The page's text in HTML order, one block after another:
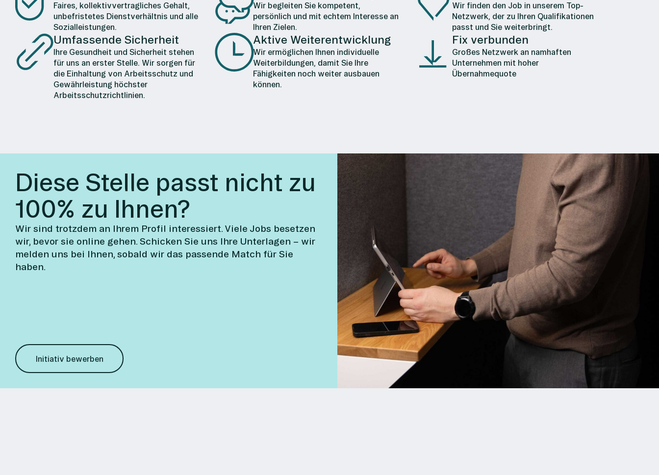
Faires, kollektivvertragliches Gehalt,
unbefristetes Dienstverhältnis und alle
Sozialleistungen.
Wir begleiten Sie kompetent,
persönlich und mit echtem Interesse an
Ihren Zielen.
Wir finden den Job in unserem Top-
Netzwerk, der zu Ihren Qualifikationen
passt und Sie weiterbringt.
Umfassende Sicherheit
Ihre Gesundheit und Sicherheit stehen
für uns an erster Stelle. Wir sorgen für
die Einhaltung von Arbeitsschutz und
Gewährleistung höchster
Arbeitsschutzrichtlinien.
Aktive Weiterentwicklung
Wir ermöglichen Ihnen individuelle
Weiterbildungen, damit Sie Ihre
Fähigkeiten noch weiter ausbauen
können.
Fix verbunden
Großes Netzwerk an namhaften
Unternehmen mit hoher
Übernahmequote
Diese Stelle passt nicht zu
100% zu Ihnen?
Wir sind trotzdem an Ihrem Profil interessiert. Viele Jobs besetzen
wir, bevor sie online gehen. Schicken Sie uns Ihre Unterlagen – wir
melden uns bei Ihnen, sobald wir das passende Match für Sie
haben.
Initiativ bewerben